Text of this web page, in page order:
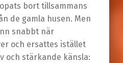
bort tillsammans
de gamla husen. Men
snabbt när
och ersattes istället
och stärkande känsla: